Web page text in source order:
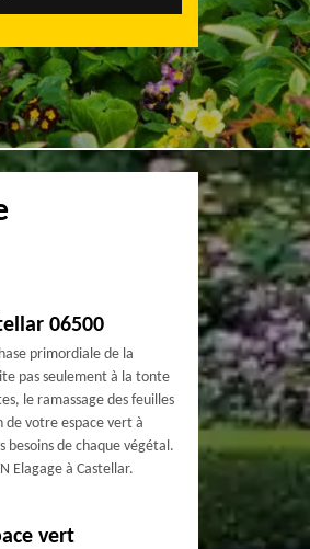
06500
primordiale de la
pas seulement à la tonte
le ramassage des feuilles
de votre espace vert à
besoins de chaque végétal.
Elagage à Castellar.
vert